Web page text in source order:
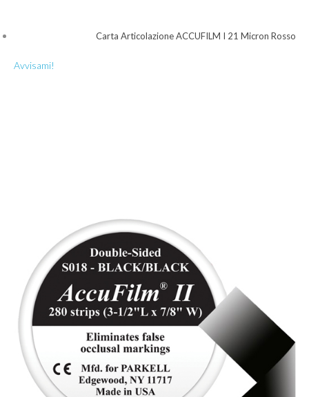
Carta Articolazione ACCUFILM I 21 Micron Rosso
Avvisami!